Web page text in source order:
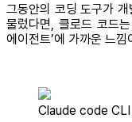
그동안의 코딩 도구가 개
물렀다면, 클로드 코드
에이전트’에 가까운 느
Claude code CLI